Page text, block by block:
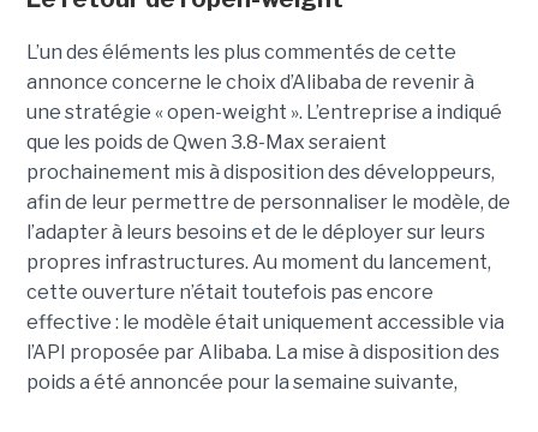
L’un des éléments les plus commentés de cette
annonce concerne le choix d’Alibaba de revenir à
une stratégie « open-weight ». L’entreprise a indiqué
que les poids de Qwen 3.8-Max seraient
prochainement mis à disposition des développeurs,
afin de leur permettre de personnaliser le modèle, de
l’adapter à leurs besoins et de le déployer sur leurs
propres infrastructures. Au moment du lancement,
cette ouverture n’était toutefois pas encore
effective : le modèle était uniquement accessible via
l’API proposée par Alibaba. La mise à disposition des
poids a été annoncée pour la semaine suivante,